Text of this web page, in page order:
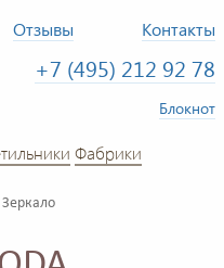
Отзывы Контакты
+7 (495) 212 92 78
Блокнот
Фабрики
Зеркало